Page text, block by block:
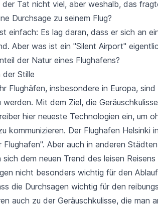
der Tat nicht viel, aber weshalb, das
Durchsage zu seinem Flug?
einfach: Es lag daran, dass er sich an
Aber was ist ein "Silent Airport"
der Natur eines Flughafens?
der Stille
Flughäfen, insbesondere in Europa,
werden. Mit dem Ziel, die
hier neueste Technologien ein, um
kommunizieren. Der Flughafen Helsinki
Flughafen". Aber auch in anderen
sich dem neuen Trend des leisen
nicht besonders wichtig für den
die Durchsagen wichtig für den
auch zu der Geräuschkulisse, die man